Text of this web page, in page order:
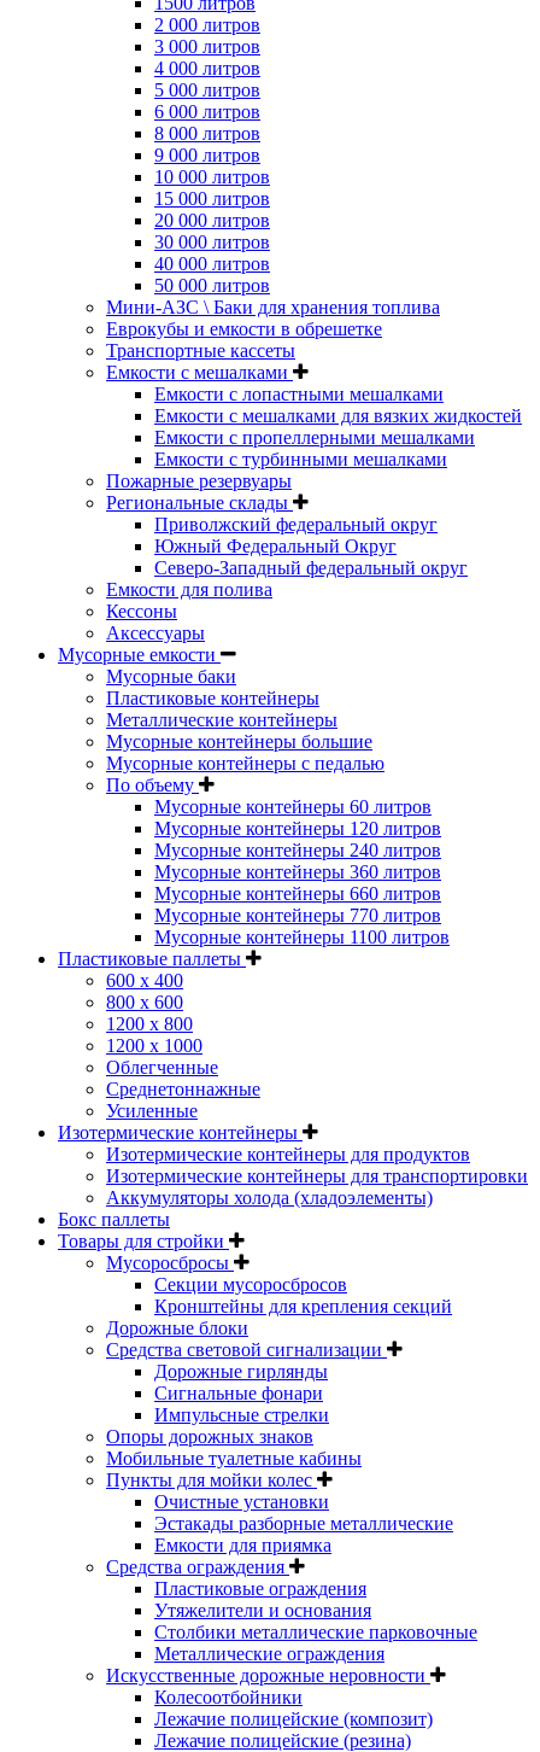
2 000 литров
3 000 литров
4 000 литров
5 000 литров
6 000 литров
8 000 литров
9 000 литров
10 000 литров
15 000 литров
20 000 литров
30 000 литров
40 000 литров
50 000 литров
Мини-АЗС \ Баки для хранения топлива
Еврокубы и емкости в обрешетке
Транспортные кассеты
Емкости с мешалками
Емкости с лопастными мешалками
Емкости с мешалками для вязких жидкостей
Емкости с пропеллерными мешалками
Емкости с турбинными мешалками
Пожарные резервуары
Региональные склады
Приволжский федеральный округ
Южный Федеральный Округ
Северо-Западный федеральный округ
Емкости для полива
Кессоны
Аксессуары
Мусорные емкости
Мусорные баки
Пластиковые контейнеры
Металлические контейнеры
Мусорные контейнеры большие
Мусорные контейнеры с педалью
По объему
Мусорные контейнеры 60 литров
Мусорные контейнеры 120 литров
Мусорные контейнеры 240 литров
Мусорные контейнеры 360 литров
Мусорные контейнеры 660 литров
Мусорные контейнеры 770 литров
Мусорные контейнеры 1100 литров
Пластиковые паллеты
600 х 400
800 х 600
1200 х 800
1200 х 1000
Облегченные
Среднетоннажные
Усиленные
Изотермические контейнеры
Изотермические контейнеры для продуктов
Изотермические контейнеры для транспортировки
Аккумуляторы холода (хладоэлементы)
Бокс паллеты
Товары для стройки
Мусоросбросы
Секции мусоросбросов
Кронштейны для крепления секций
Дорожные блоки
Средства световой сигнализации
Дорожные гирлянды
Сигнальные фонари
Импульсные стрелки
Опоры дорожных знаков
Мобильные туалетные кабины
Пункты для мойки колес
Очистные установки
Эстакады разборные металлические
Емкости для приямка
Средства ограждения
Пластиковые ограждения
Утяжелители и основания
Столбики металлические парковочные
Металлические ограждения
Искусственные дорожные неровности
Колесоотбойники
Лежачие полицейские (композит)
Лежачие полицейские (резина)